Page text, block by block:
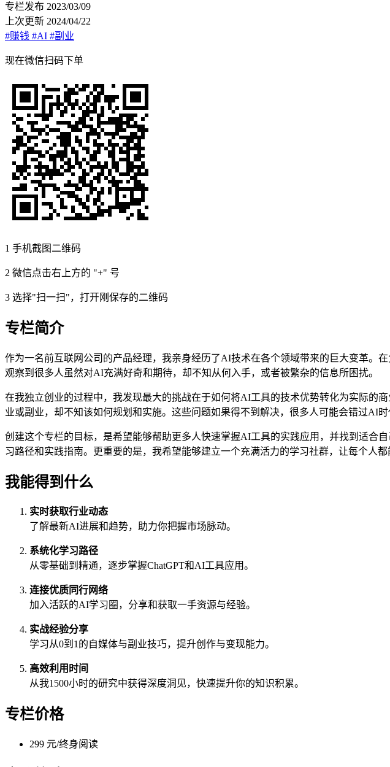
专栏发布 2023/03/09
上次更新 2024/04/22
#赚钱 #AI #副业
现在微信扫码下单
1 手机截图二维码
2 微信点击右上方的 "+" 号
3 选择"扫一扫"，打开刚保存的二维码
专栏简介
作为一名前互联网公司的产品经理，我亲身经历了AI技术在各个领域带来的巨大变革。
观察到很多人虽然对AI充满好奇和期待，却不知从何入手，或者被繁杂的信息所困扰。
在我独立创业的过程中，我发现最大的挑战在于如何将AI工具的技术优势转化为实际的
业或副业，却不知该如何规划和实施。这些问题如果得不到解决，很多人可能会错过AI时
创建这个专栏的目标，是希望能够帮助更多人快速掌握AI工具的实践应用，并找到适合
习路径和实践指南。更重要的是，我希望能够建立一个充满活力的学习社群，让每个人
我能得到什么
实时获取行业动态
了解最新AI进展和趋势，助力你把握市场脉动。
系统化学习路径
从零基础到精通，逐步掌握ChatGPT和AI工具应用。
连接优质同行网络
加入活跃的AI学习圈，分享和获取一手资源与经验。
实战经验分享
学习从0到1的自媒体与副业技巧，提升创作与变现能力。
高效利用时间
从我1500小时的研究中获得深度洞见，快速提升你的知识积累。
专栏价格
299 元/终身阅读